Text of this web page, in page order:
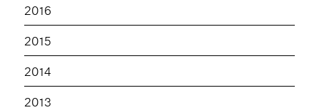
2016
2015
2014
2013